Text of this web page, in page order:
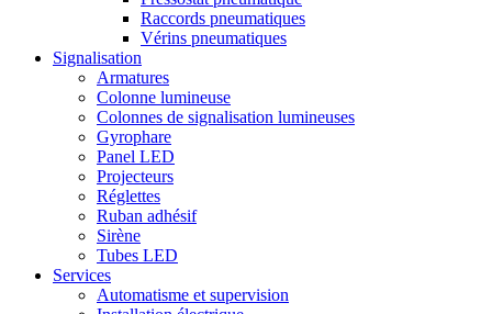
Raccords pneumatiques
Vérins pneumatiques
Signalisation
Armatures
Colonne lumineuse
Colonnes de signalisation lumineuses
Gyrophare
Panel LED
Projecteurs
Réglettes
Ruban adhésif
Sirène
Tubes LED
Services
Automatisme et supervision